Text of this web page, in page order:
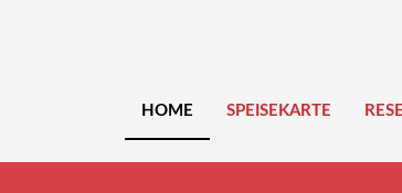
HOME SPEISEKARTE